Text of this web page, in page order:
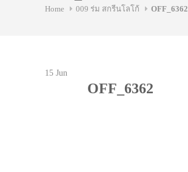
Home 009 ร่ม สกรีนโลโก้ OFF_6362
15 Jun
OFF_6362